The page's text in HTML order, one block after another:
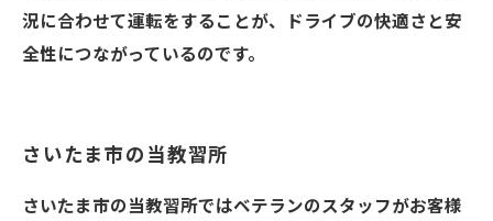
況に合わせて運転をすることが、ドライブの快適さと安
全性につながっているのです。
さいたま市の当教習所
さいたま市の当教習所ではベテランのスタッフがお客様